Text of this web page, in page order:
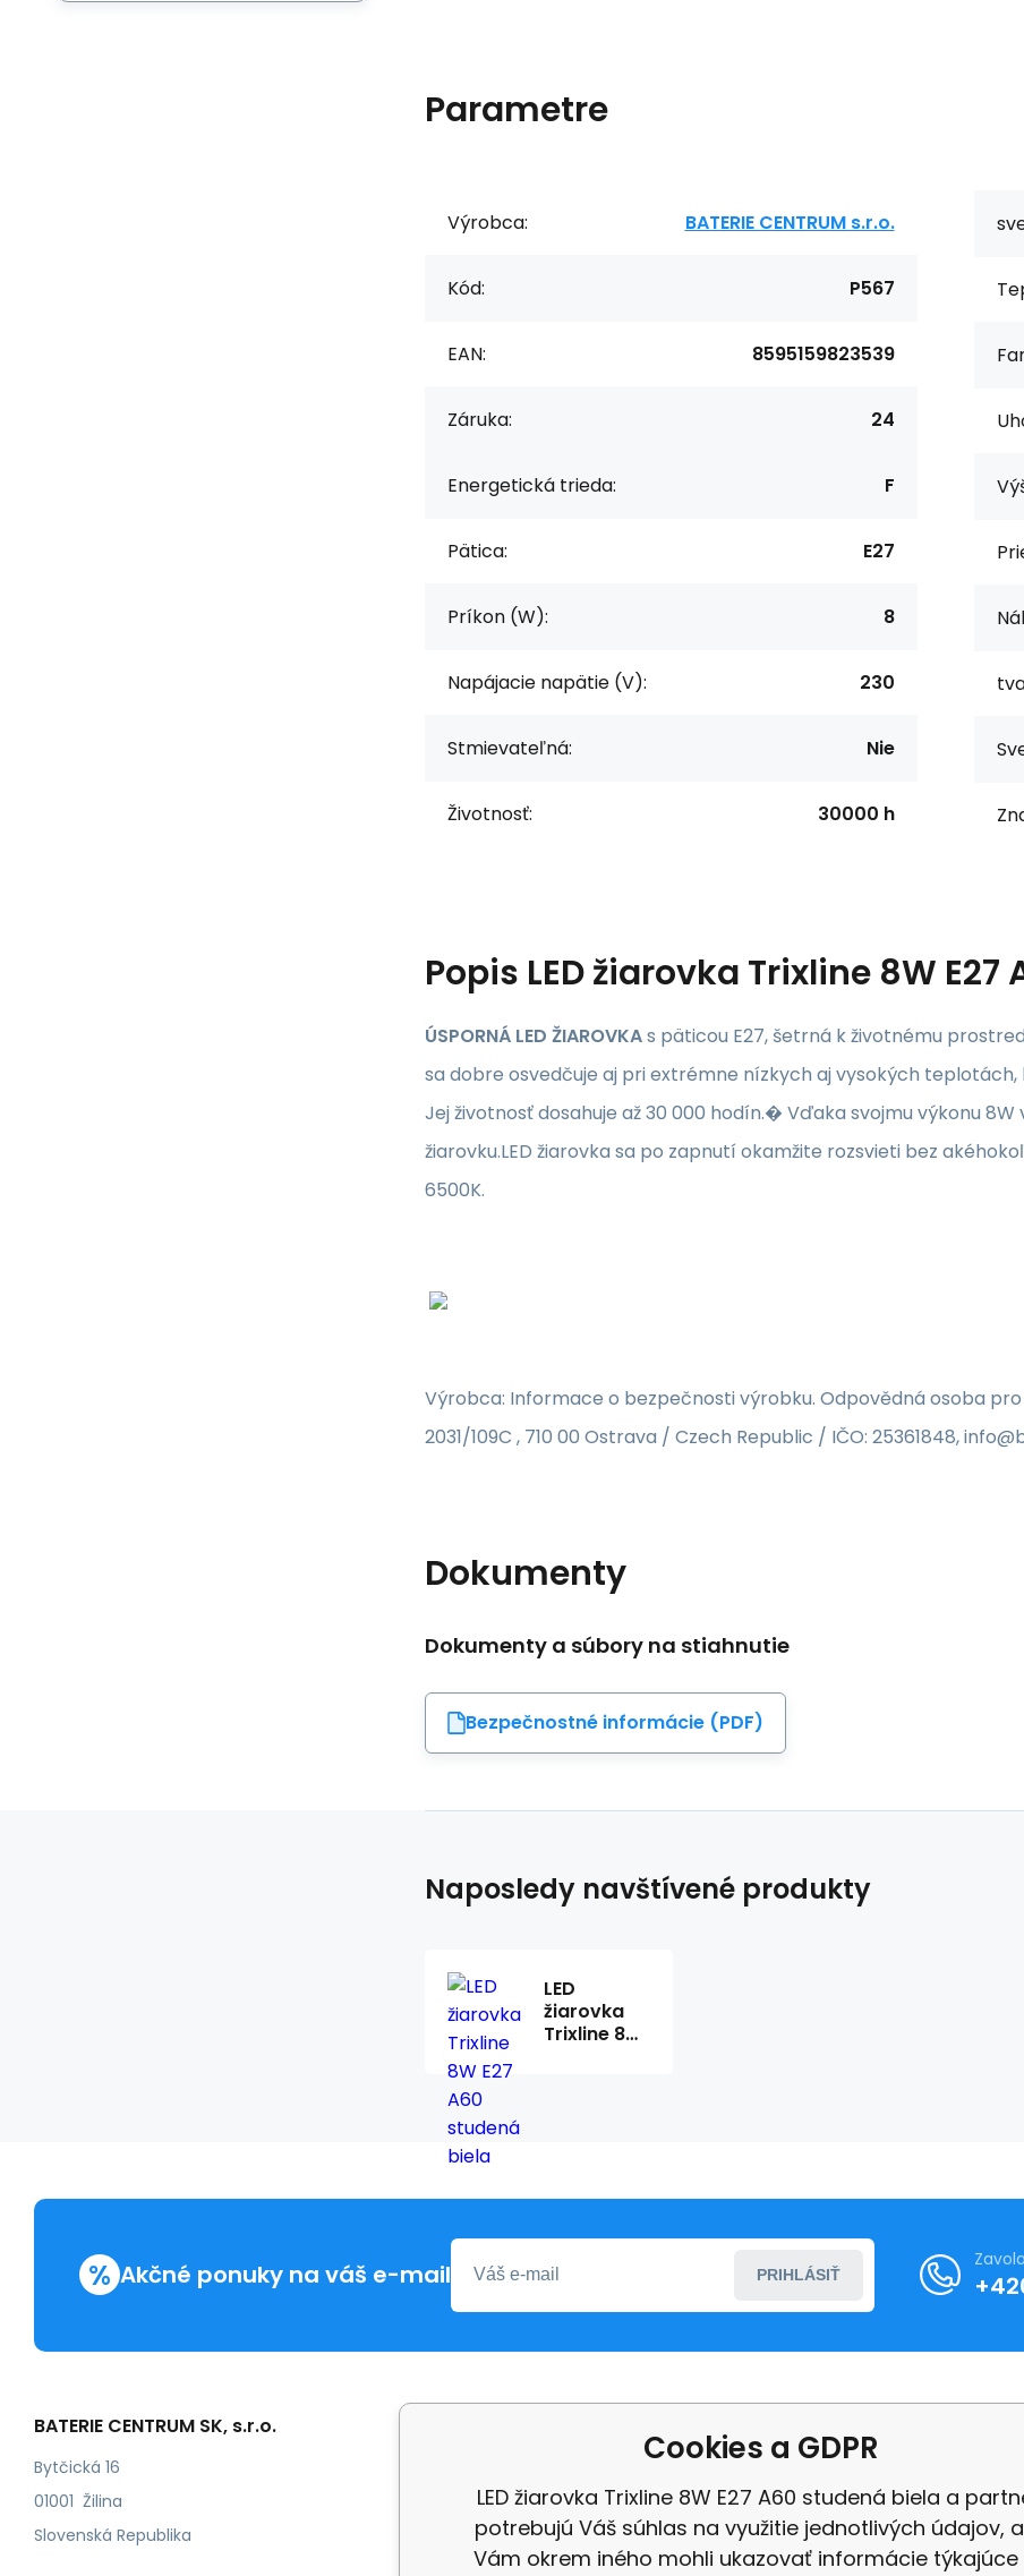
Parametre
Výrobca: BATERIE CENTRUM s.r.o.
Kód: P567
EAN: 8595159823539
Záruka: 24
Energetická trieda: F
Pätica: E27
Príkon (W): 8
Napájacie napätie (V): 230
Stmievateľná: Nie
Životnosť: 30000 h
Popis LED žiarovka Trixline 8W
ÚSPORNÁ LED ŽIAROVKAs päticou E27, šetrná k životnému
sa dobre osvedčuje aj pri extrémne nízkych aj vysokých
Jej životnosť dosahuje až 30 000 hodín.� Vďaka svojmu výkonu
žiarovku.LED žiarovka sa po zapnutí okamžite rozsvieti bez
6500K.
Výrobca: Informace o bezpečnosti výrobku. Odpovědná osoba pro
2031/109C , 710 00 Ostrava / Czech Republic / IČO: 25361848,
Dokumenty
Dokumenty a súbory na stiahnutie
Bezpečnostné informácie (PDF)
Naposledy navštívené produkty
LED
žiarovka
Trixline 8W
% Akčné ponuky na váš e-mail PRIHLÁSIŤ
BATERIE CENTRUM SK, s.r.o.
Bytčická 16
01001 Žilina
Slovenská Republika
Odstoupení od smlouvy
Kontakt
Doprava a platba
O nás
Ochrana osobních údajů
Velkoobchod
recenzia
Cookies a GDPR
LED žiarovka Trixline 8W E27 A60 studená biela a
potrebujú Váš súhlas na využitie jednotlivých údajov,
Vám okrem iného mohli ukazovať informácie týkajúce